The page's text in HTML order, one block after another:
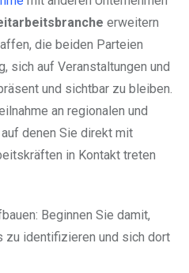
erweitern
die beiden Parteien
sich auf Veranstaltungen und
und sichtbar zu bleiben.
an regionalen und
denen Sie direkt mit
in Kontakt treten
Beginnen Sie damit,
zu identifizieren und sich dort